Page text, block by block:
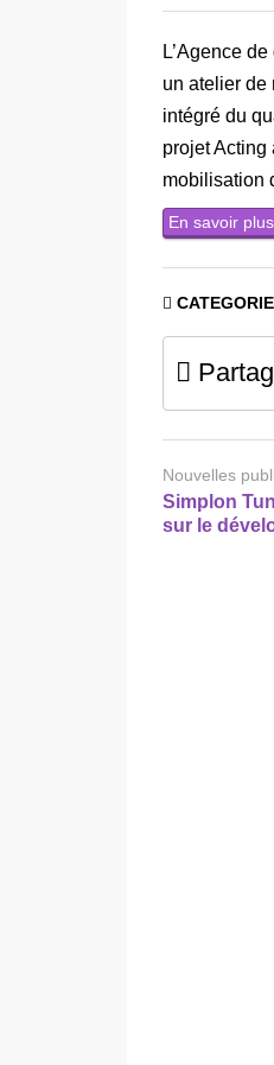
L’Agence
un atelier de
intégré du
projet Acting
mobilisation
En savoir plus
Nouvelles
Simplon
sur le